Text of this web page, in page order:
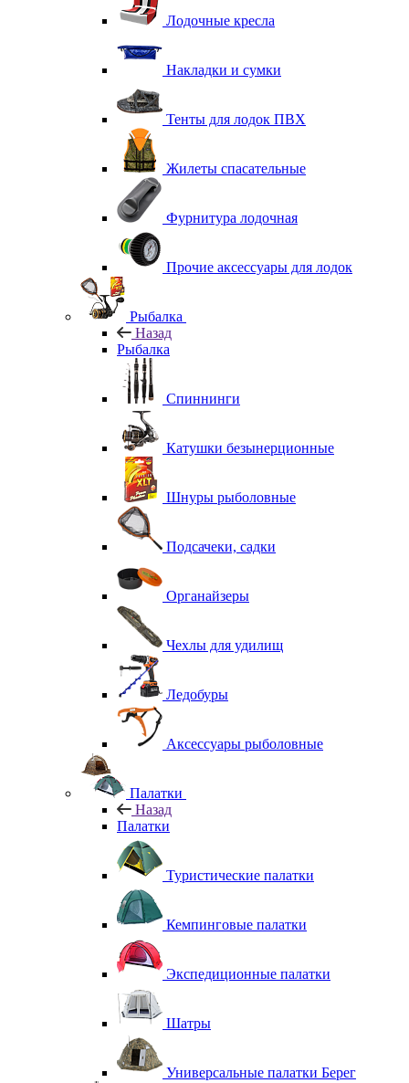
Лодочные кресла
Накладки и сумки
Тенты для лодок ПВХ
Жилеты спасательные
Фурнитура лодочная
Прочие аксессуары для лодок
Рыбалка
Назад
Рыбалка
Спиннинги
Катушки безынерционные
Шнуры рыболовные
Подсачеки, садки
Органайзеры
Чехлы для удилищ
Ледобуры
Аксессуары рыболовные
Палатки
Назад
Палатки
Туристические палатки
Кемпинговые палатки
Экспедиционные палатки
Шатры
Универсальные палатки Берег